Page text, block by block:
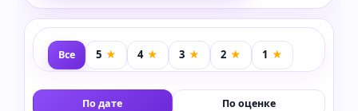
Все
По дате По оценке